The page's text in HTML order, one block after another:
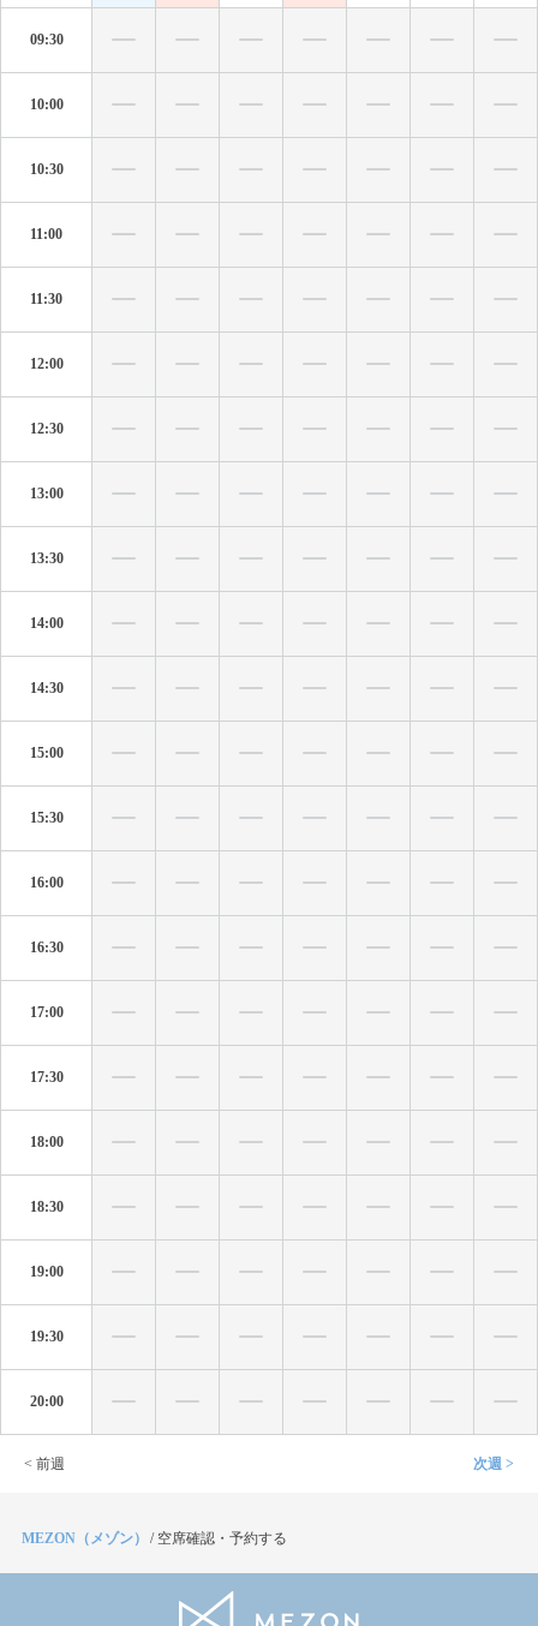
09:30
10:00
10:30
11:00
11:30
12:00
12:30
13:00
13:30
14:00
14:30
15:00
15:30
16:00
16:30
17:00
17:30
18:00
18:30
19:00
19:30
20:00
< 前週 次週 >
MEZON（メゾン） / 空席確認・予約する